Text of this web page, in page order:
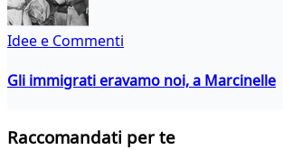
Idee e Commenti
Gli immigrati eravamo noi, a Marcinelle
Raccomandati per te